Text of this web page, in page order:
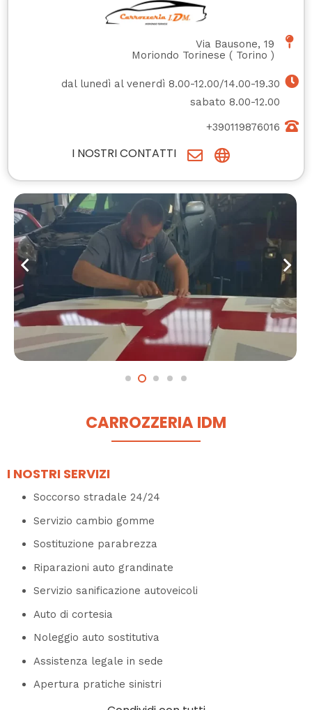
Via Bausone, 19
Moriondo Torinese ( Torino )
dal lunedì al venerdì 8.00-12.00/14.00-19.30
sabato 8.00-12.00
+390119876016
I NOSTRI CONTATTI
CARROZZERIA IDM
I NOSTRI SERVIZI
Soccorso stradale 24/24
Servizio cambio gomme
Sostituzione parabrezza
Riparazioni auto grandinate
Servizio sanificazione autoveicoli
Auto di cortesia
Noleggio auto sostitutiva
Assistenza legale in sede
Apertura pratiche sinistri